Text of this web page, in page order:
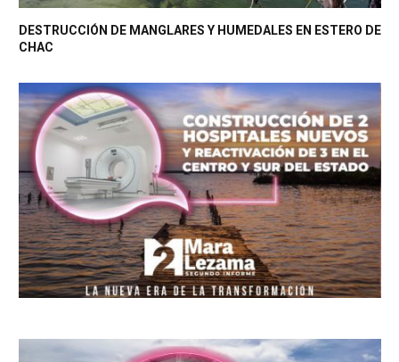
DESTRUCCIÓN DE MANGLARES Y HUMEDALES EN ESTERO DE
CHAC